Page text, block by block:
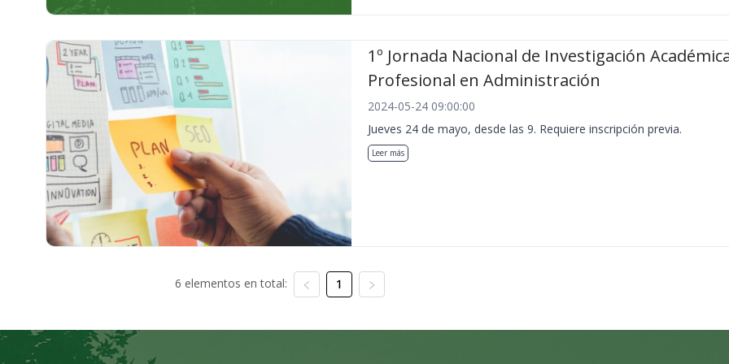
1º Jornada Nacional de Investigación
Profesional en Administración
2024-05-24 09:00:00
Jueves 24 de mayo, desde las 9. Requiere inscripción previa.
Leer más
6 elementos en total: 1